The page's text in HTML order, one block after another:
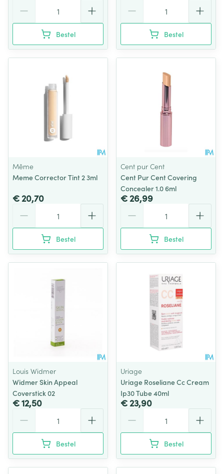
Bestel Bestel
Même
Meme Corrector Tint 2 3ml
€ 20,70
Bestel
Cent pur Cent
Cent Pur Cent Covering
Concealer 1.0 6ml
€ 26,99
Bestel
Louis Widmer
Widmer Skin Appeal
Coverstick 02
€ 12,50
Bestel
Uriage
Uriage Roseliane Cc Cream
Ip30 Tube 40ml
€ 23,90
Bestel